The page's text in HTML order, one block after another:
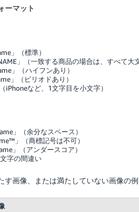
ーマット
」（標準）
」（一致する商品の場合は、すべて大
」（ハイフンあり）
」（ピリオドあり）
iPhoneなど、1文字目を小文字）
」（余分なスペース）
」（商標記号は不可）
」（アンダースコア）
字の間違い
す画像、または満たしていない画像の